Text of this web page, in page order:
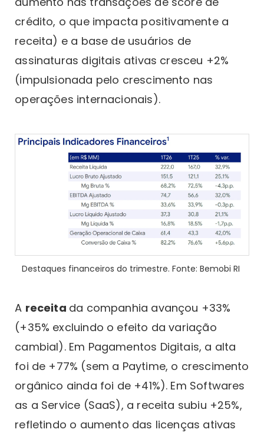
crédito, o que impacta positivamente a
receita) e a base de usuários de
assinaturas digitais ativas cresceu +2%
(impulsionada pelo crescimento nas
operações internacionais).
Destaques financeiros do trimestre. Fonte: Bemobi RI
A receita da companhia avançou +33%
(+35% excluindo o efeito da variação
cambial). Em Pagamentos Digitais, a alta
foi de +77% (sem a Paytime, o crescimento
orgânico ainda foi de +41%). Em Softwares
as a Service (SaaS), a receita subiu +25%,
refletindo o aumento das licenças ativas